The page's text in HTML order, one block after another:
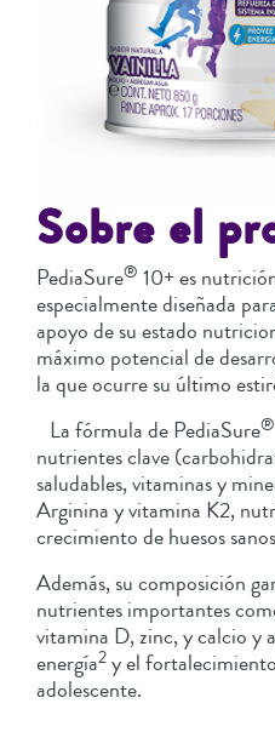
Sobre el
PediaSure® 10+ es
especialmente diseñada
apoyo de su estado
máximo potencial de
la que ocurre su último
La fórmula de PediaSure®
nutrientes clave
saludables, vitaminas y
Arginina y vitamina K2,
crecimiento de huesos
Además, su composición
nutrientes importantes
vitamina D, zinc, y calcio y
energía2 y el
adolescente.